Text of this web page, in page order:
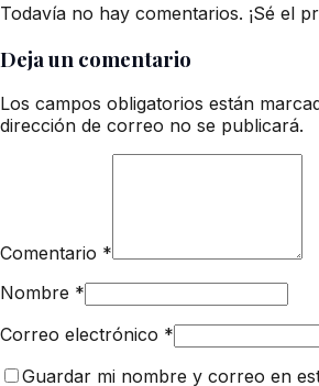
Todavía no hay comentarios. ¡Sé el
Deja un comentario
Los campos obligatorios están
dirección de correo no se publicará.
Comentario *
Nombre *
Correo electrónico *
Guardar mi nombre y correo en